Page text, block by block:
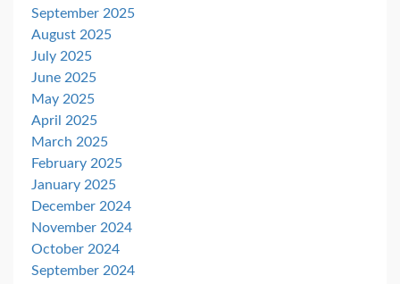
September 2025
August 2025
July 2025
June 2025
May 2025
April 2025
March 2025
February 2025
January 2025
December 2024
November 2024
October 2024
September 2024